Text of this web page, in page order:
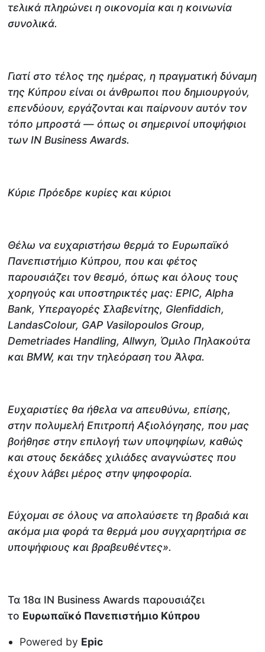
τελικά πληρώνει η οικονομία και η κοινωνία
συνολικά.
Γιατί στο τέλος της ημέρας, η πραγματική δύναμη
της Κύπρου είναι οι άνθρωποι που δημιουργούν,
επενδύουν, εργάζονται και παίρνουν αυτόν τον
τόπο μπροστά — όπως οι σημερινοί υποψήφιοι
των IN Business Awards.
Κύριε Πρόεδρε κυρίες και κύριοι
Θέλω να ευχαριστήσω θερμά το Ευρωπαϊκό
Πανεπιστήμιο Κύπρου, που και φέτος
παρουσιάζει τον θεσμό, όπως και όλους τους
χορηγούς και υποστηρικτές μας: EPIC, Alpha
Bank, Υπεραγορές Σλαβενίτης, Glenfiddich,
LandasColour, GAP Vasilopoulos Group,
Demetriades Handling, Allwyn, Όμιλο Πηλακούτα
και BMW, και την τηλεόραση του Άλφα.
Ευχαριστίες θα ήθελα να απευθύνω, επίσης,
στην πολυμελή Επιτροπή Αξιολόγησης, που μας
βοήθησε στην επιλογή των υποψηφίων, καθώς
και στους δεκάδες χιλιάδες αναγνώστες που
έχουν λάβει μέρος στην ψηφοφορία.
Εύχομαι σε όλους να απολαύσετε τη βραδιά και
ακόμα μια φορά τα θερμά μου συγχαρητήρια σε
υποψήφιους και βραβευθέντες».
Τα 18α ΙΝ Βusiness Awards παρουσιάζει
το Ευρωπαϊκό Πανεπιστήμιο Κύπρου
Powered by Epic